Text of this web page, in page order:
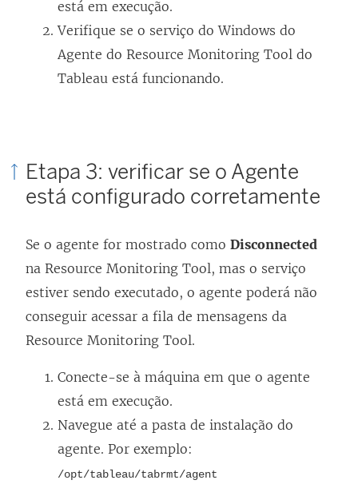
está em execução.
Verifique se o serviço do Windows do
Agente do Resource Monitoring Tool do
Tableau está funcionando.
Etapa 3: verificar se o Agente
está configurado corretamente
Se o agente for mostrado como Disconnected
na Resource Monitoring Tool, mas o serviço
estiver sendo executado, o agente poderá não
conseguir acessar a fila de mensagens da
Resource Monitoring Tool.
Conecte-se à máquina em que o agente
está em execução.
Navegue até a pasta de instalação do
agente. Por exemplo:
/opt/tableau/tabrmt/agent